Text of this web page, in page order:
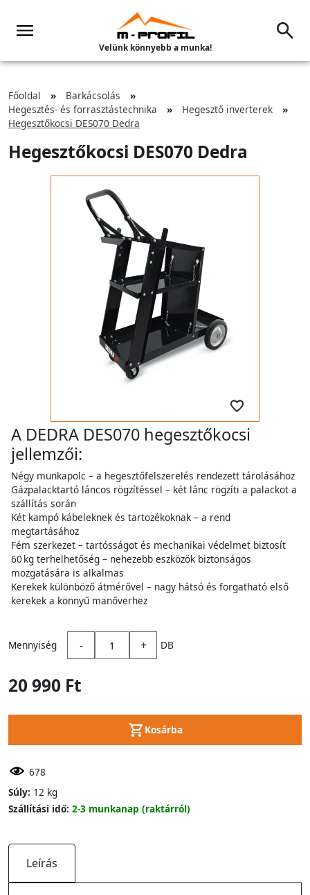
Velünk könnyebb a munka!
Főoldal
Barkácsolás
Hegesztés- és forrasztástechnika
Hegesztő inverterek
Hegesztőkocsi DES070 Dedra
Hegesztőkocsi DES070 Dedra
A DEDRA DES070 hegesztőkocsi
jellemzői:
Négy munkapolc – a hegesztőfelszerelés rendezett tárolásához
Gázpalacktartó láncos rögzítéssel – két lánc rögzíti a palackot a
szállítás során
Két kampó kábeleknek és tartozékoknak – a rend
megtartásához
Fém szerkezet – tartósságot és mechanikai védelmet biztosít
60 kg terhelhetőség – nehezebb eszközök biztonságos
mozgatására is alkalmas
Kerekek különböző átmérővel – nagy hátsó és forgatható első
kerekek a könnyű manőverhez
Mennyiség - + DB
20 990 Ft
Kosárba
678
Súly: 12 kg
Szállítási idő: 2-3 munkanap (raktárról)
Leírás